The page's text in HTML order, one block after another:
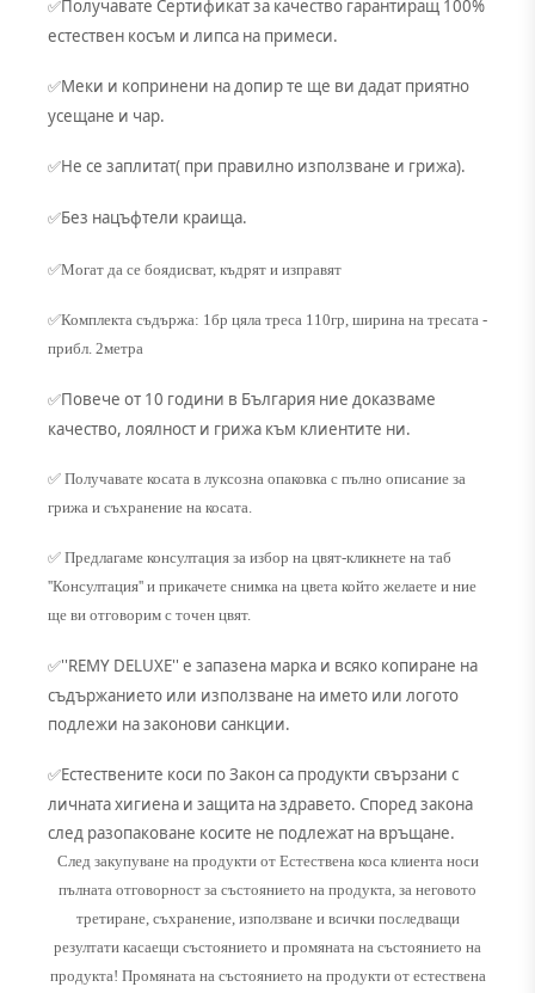
✅Получавате Сертификат за качество гарантиращ 100%
естествен косъм и липса на примеси.
✅Меки и копринени на допир те ще ви дадат приятно
усещане и чар.
✅Не се заплитат( при правилно използване и грижа).
✅Без нацъфтели краища.
✅Могат да се боядисват, къдрят и изправят
✅Комплекта съдържа: 1бр цяла треса 110гр, ширина на тресата -
прибл. 2метра
✅Повече от 10 години в България ние доказваме
качество, лоялност и грижа към клиентите ни.
✅ Получавате косата в луксозна опаковка с пълно описание за
грижа и съхранение на косата.
✅ Предлагаме консултация за избор на цвят-кликнете на таб
''Консултация'' и прикачете снимка на цвета който желаете и ние
ще ви отговорим с точен цвят.
✅''REMY DELUXE'' е запазена марка и всяко копиране на
съдържанието или използване на името или логото
подлежи на законови санкции.
✅Естествените коси по Закон са продукти свързани с
личната хигиена и защита на здравето. Според закона
след разопаковане косите не подлежат на връщане.
След закупуване на продукти от Естествена коса клиента носи
пълната отговорност за състоянието на продукта, за неговото
третиране, съхранение, използване и всички последващи
резултати касаещи състоянието и промяната на състоянието на
продукта! Промяната на състоянието на продукти от естествена